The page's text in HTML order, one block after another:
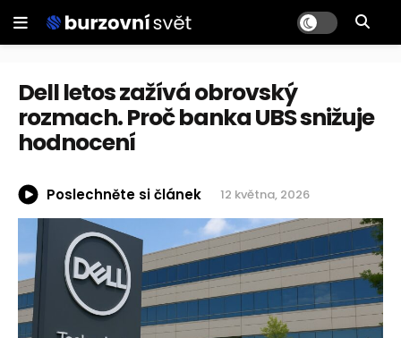
Dell letos zažívá obrovský
rozmach. Proč banka UBS snižuje
hodnocení
Poslechněte si článek 12 května, 2026